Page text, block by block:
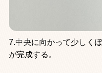
7.中央に向かって少しく
が完成する。